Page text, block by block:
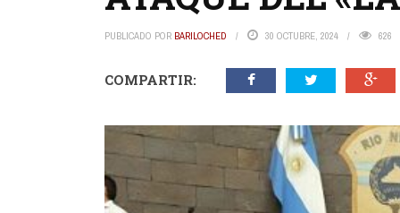
PUBLICADO POR BARILOCHED 30 OCTUBRE, 2024 626
COMPARTIR: